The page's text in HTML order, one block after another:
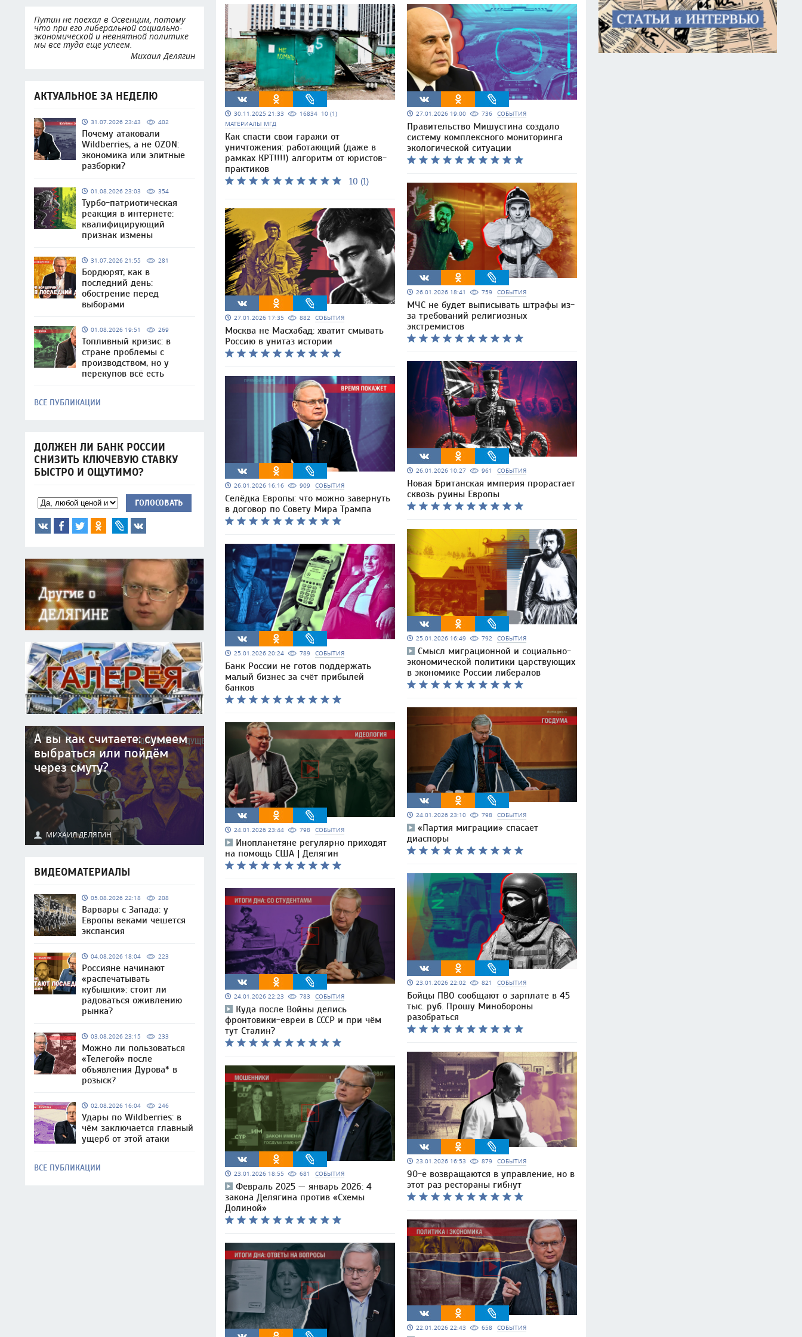
Путин не поехал в Освенцим, потому
что при его либеральной социально-
экономической и невнятной политике
мы все туда еще успеем.
Михаил Делягин
АКТУАЛЬНОЕ ЗА НЕДЕЛЮ
31.07.2026 23:43 402
Почему атаковали
Wildberries, а не OZON:
экономика или элитные
разборки?
01.08.2026 23:03 354
Турбо-патриотическая
реакция в интернете:
квалифицирующий
признак измены
31.07.2026 21:55 281
Бордюрят, как в
последний день:
обострение перед
выборами
01.08.2026 19:51 269
Топливный кризис: в
стране проблемы с
производством, но у
перекупов всё есть
ВСЕ ПУБЛИКАЦИИ
ДОЛЖЕН ЛИ БАНК РОССИИ
СНИЗИТЬ КЛЮЧЕВУЮ СТАВКУ
БЫСТРО И ОЩУТИМО?
ГОЛОСОВАТЬ
А вы как считаете: сумеем
выбраться или пойдём
через смуту?
МИХАИЛ ДЕЛЯГИН
ВИДЕОМАТЕРИАЛЫ
05.08.2026 22:18 208
Варвары с Запада: у
Европы веками чешется
экспансия
04.08.2026 18:04 223
Россияне начинают
«распечатывать
кубышки»: стоит ли
радоваться оживлению
рынка?
03.08.2026 23:15 233
Можно ли пользоваться
«Телегой» после
объявления Дурова* в
розыск?
02.08.2026 16:04 246
Удары по Wildberries: в
чём заключается главный
ущерб от этой атаки
ВСЕ ПУБЛИКАЦИИ
30.11.2025 21:33 16834 10 (1)
МАТЕРИАЛЫ МГД
Как спасти свои гаражи от
уничтожения: работающий (даже в
рамках КРТ!!!!) алгоритм от юристов-
практиков
10 (1)
27.01.2026 17:35 882 СОБЫТИЯ
Москва не Масхабад: хватит смывать
Россию в унитаз истории
26.01.2026 16:16 909 СОБЫТИЯ
Селёдка Европы: что можно завернуть
в договор по Совету Мира Трампа
25.01.2026 20:24 789 СОБЫТИЯ
Банк России не готов поддержать
малый бизнес за счёт прибылей
банков
24.01.2026 23:44 798 СОБЫТИЯ
Инопланетяне регулярно приходят
на помощь США | Делягин
24.01.2026 22:23 783 СОБЫТИЯ
Куда после Войны делись
фронтовики-евреи в СССР и при чём
тут Сталин?
23.01.2026 18:55 681 СОБЫТИЯ
Февраль 2025 — январь 2026: 4
закона Делягина против «Схемы
Долиной»
27.01.2026 19:00 736 СОБЫТИЯ
Правительство Мишустина создало
систему комплексного мониторинга
экологической ситуации
26.01.2026 18:41 759 СОБЫТИЯ
МЧС не будет выписывать штрафы из-
за требований религиозных
экстремистов
26.01.2026 10:27 961 СОБЫТИЯ
Новая Британская империя прорастает
сквозь руины Европы
25.01.2026 16:49 792 СОБЫТИЯ
Смысл миграционной и социально-
экономической политики царствующих
в экономике России либералов
24.01.2026 23:10 798 СОБЫТИЯ
«Партия миграции» спасает
диаспоры
23.01.2026 22:02 821 СОБЫТИЯ
Бойцы ПВО сообщают о зарплате в 45
тыс. руб. Прошу Минобороны
разобраться
23.01.2026 16:53 879 СОБЫТИЯ
90-е возвращаются в управление, но в
этот раз рестораны гибнут
22.01.2026 22:43 658 СОБЫТИЯ